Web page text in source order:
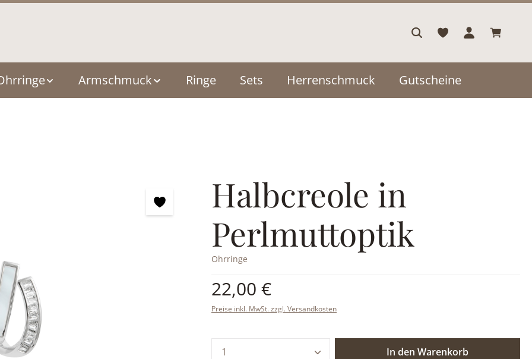
Armschmuck Ringe Sets Herrenschmuck Gutscheine
Halbcreole in
Perlmuttoptik
Ohrringe
Regulärer Preis:
22,00 €
Preise inkl. MwSt. zzgl. Versandkosten
Produkt Anzahl: Gib den gewünschten Wert
In den Warenkorb